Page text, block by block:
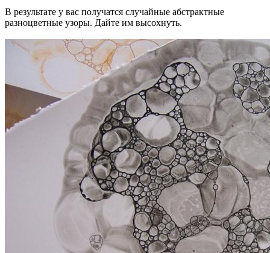
В результате у вас получатся случайные абстрактные
разноцветные узоры. Дайте им высохнуть.